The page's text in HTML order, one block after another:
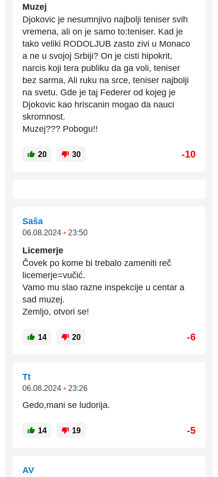
Muzej
Djokovic je nesumnjivo najbolji teniser svih
vremena, ali on je samo to:teniser. Kad je
tako veliki RODOLJUB zasto zivi u Monaco
a ne u svojoj Srbiji? On je cisti hipokrit,
narcis koji tera publiku da ga voli, teniser
bez sarma, Ali ruku na srce, teniser najbolji
na svetu. Gde je taj Federer od kojeg je
Djokovic kao hriscanin mogao da nauci
skromnost.
Muzej??? Pobogu!!
20 30 -10
Saša
06.08.2024 • 23:50
Licemerje
Čovek po kome bi trebalo zameniti reč
licemerje=vučić.
Vamo mu slao razne inspekcije u centar a
sad muzej.
Zemljo, otvori se!
14 20 -6
Tt
06.08.2024 • 23:26
Gedo,mani se ludorija.
14 19 -5
AV